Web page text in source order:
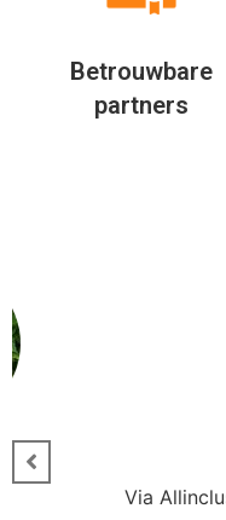
Betrouwbare
partners
Via